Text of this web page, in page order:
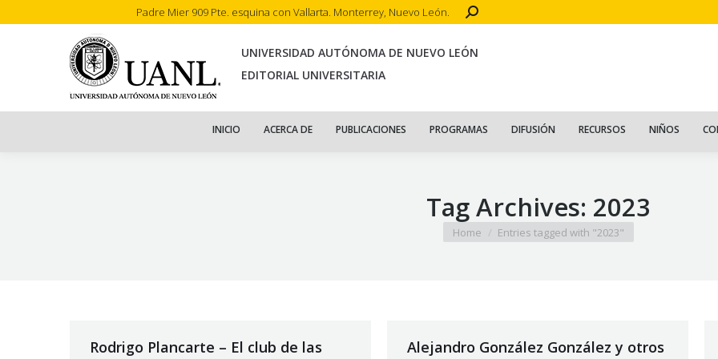
Padre Mier 909 Pte. esquina con Vallarta. Monterrey, Nuevo León. Search:
UNIVERSIDAD AUTÓNOMA DE NUEVO LEÓN
EDITORIAL UNIVERSITARIA
INICIO ACERCA DE PUBLICACIONES PROGRAMAS DIFUSIÓN RECURSOS NIÑOS
Tag Archives: 2023
You are here:
Home Entries tagged with "2023"
Rodrigo Plancarte – El club de las
Alejandro González González y otros
INICIO ACERCA DE PUBLICACIONES PROGRAMAS DIFUSIÓN